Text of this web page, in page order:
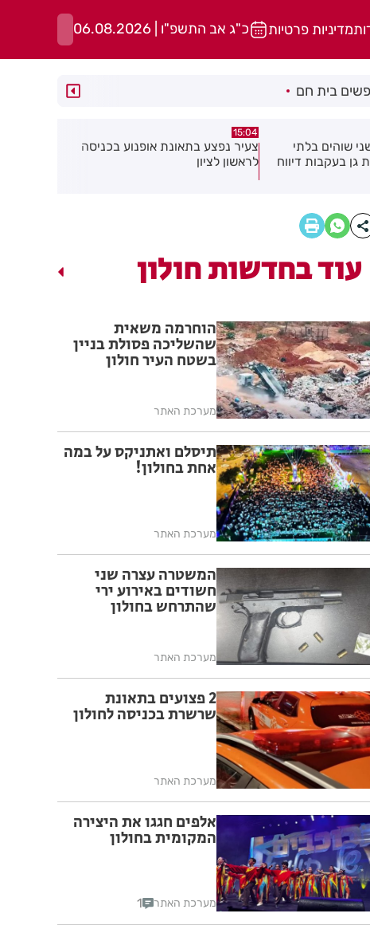
מדיניות פרטיות כ"ג אב התשפ"ו | 06.08.2026
בית חם
בכניסה
14:52
כתב אישום נגד תושבת בת ים
בעקבות התעללות בפעוטות בגן בתל
עוד בחדשות חולון
הוחרמה משאית
שהשליכה פסולת בניין
בשטח העיר חולון
מערכת האתר
תיסלם ואתניקס על במה
אחת בחולון!
מערכת האתר
המשטרה עצרה שני
חשודים באירוע ירי
שהתרחש בחולון
מערכת האתר
2 פצועים בתאונת
שרשרת בכניסה לחולון
מערכת האתר
אלפים חגגו את היצירה
המקומית בחולון
מערכת האתר 1